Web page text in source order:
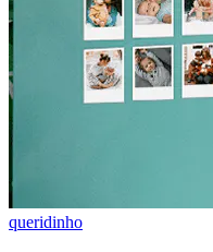
queridinho